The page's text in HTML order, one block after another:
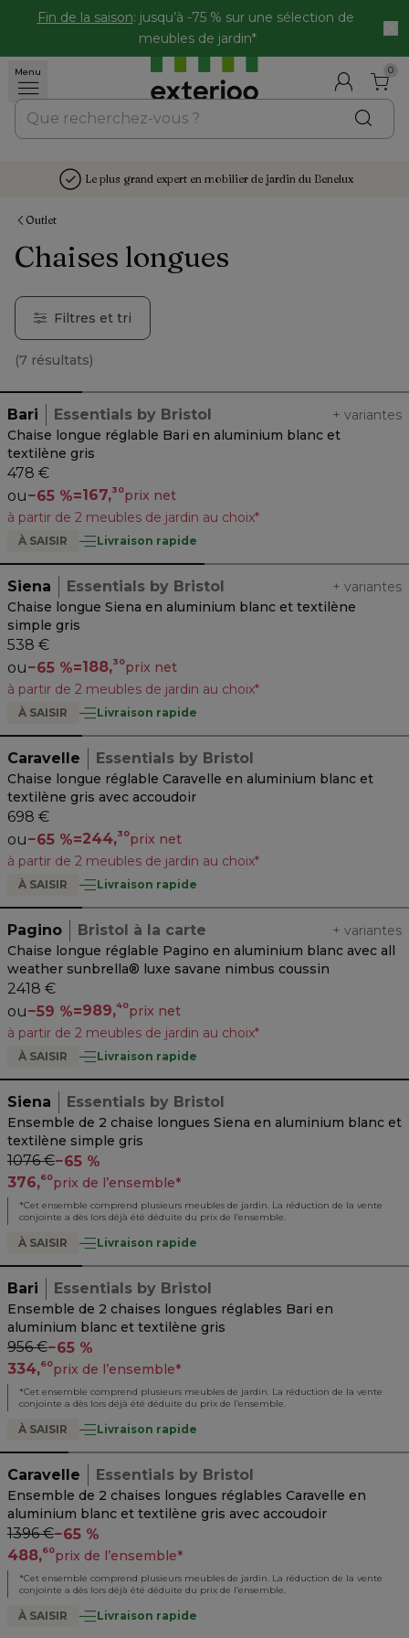
Fin de la saison: jusqu’à -75 % sur une sélection de
meubles de jardin*
Menu 0
Le plus grand expert en mobilier de jardin du Benelux
Outlet
Chaises longues
Filtres et tri
(7 résultats)
Bari Essentials by Bristol + variantes
Chaise longue réglable Bari en aluminium blanc et
textilène gris
478 €
ou−65 %=167,30prix net
à partir de 2 meubles de jardin au choix*
À SAISIR Livraison rapide
Siena Essentials by Bristol + variantes
Chaise longue Siena en aluminium blanc et textilène
simple gris
538 €
ou−65 %=188,30prix net
à partir de 2 meubles de jardin au choix*
À SAISIR Livraison rapide
Caravelle Essentials by Bristol
Chaise longue réglable Caravelle en aluminium blanc et
textilène gris avec accoudoir
698 €
ou−65 %=244,30prix net
à partir de 2 meubles de jardin au choix*
À SAISIR Livraison rapide
Pagino Bristol à la carte + variantes
Chaise longue réglable Pagino en aluminium blanc avec all
weather sunbrella® luxe savane nimbus coussin
2418 €
ou−59 %=989,40prix net
à partir de 2 meubles de jardin au choix*
À SAISIR Livraison rapide
Siena Essentials by Bristol
Ensemble de 2 chaise longues Siena en aluminium blanc et
textilène simple gris
1076 €−65 %
376,60prix de l’ensemble*
*Cet ensemble comprend plusieurs meubles de jardin. La réduction de la vente
conjointe a dès lors déjà été déduite du prix de l’ensemble.
À SAISIR Livraison rapide
Bari Essentials by Bristol
Ensemble de 2 chaises longues réglables Bari en
aluminium blanc et textilène gris
956 €−65 %
334,60prix de l’ensemble*
*Cet ensemble comprend plusieurs meubles de jardin. La réduction de la vente
conjointe a dès lors déjà été déduite du prix de l’ensemble.
À SAISIR Livraison rapide
Caravelle Essentials by Bristol
Ensemble de 2 chaises longues réglables Caravelle en
aluminium blanc et textilène gris avec accoudoir
1396 €−65 %
488,60prix de l’ensemble*
*Cet ensemble comprend plusieurs meubles de jardin. La réduction de la vente
conjointe a dès lors déjà été déduite du prix de l’ensemble.
À SAISIR Livraison rapide